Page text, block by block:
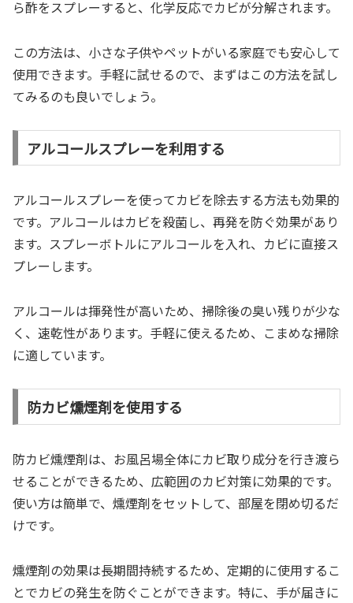
ら酢をスプレーすると、化学反応でカビが分解されます。
この方法は、小さな子供やペットがいる家庭でも安心して
使用できます。手軽に試せるので、まずはこの方法を試し
てみるのも良いでしょう。
アルコールスプレーを利用する
アルコールスプレーを使ってカビを除去する方法も効果的
です。アルコールはカビを殺菌し、再発を防ぐ効果があり
ます。スプレーボトルにアルコールを入れ、カビに直接ス
プレーします。
アルコールは揮発性が高いため、掃除後の臭い残りが少な
く、速乾性があります。手軽に使えるため、こまめな掃除
に適しています。
防カビ燻煙剤を使用する
防カビ燻煙剤は、お風呂場全体にカビ取り成分を行き渡ら
せることができるため、広範囲のカビ対策に効果的です。
使い方は簡単で、燻煙剤をセットして、部屋を閉め切るだ
けです。
燻煙剤の効果は長期間持続するため、定期的に使用するこ
とでカビの発生を防ぐことができます。特に、手が届きに